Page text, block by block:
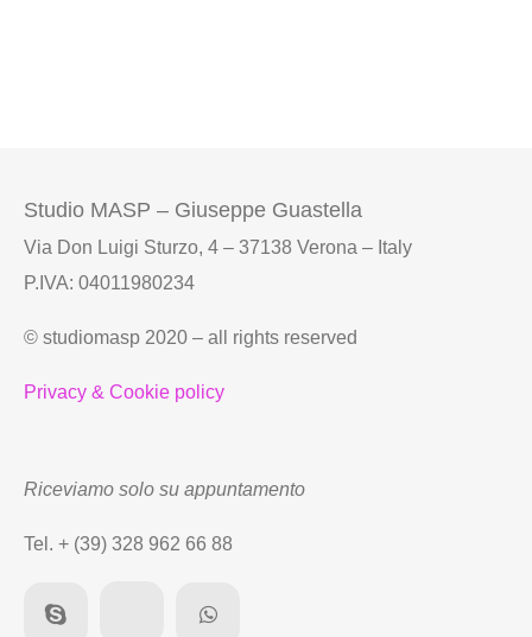
Studio MASP – Giuseppe Guastella
Via Don Luigi Sturzo, 4 – 37138 Verona – Italy
P.IVA: 04011980234
© studiomasp 2020 – all rights reserved
Privacy & Cookie policy
Riceviamo solo su appuntamento
Tel. + (39) 328 962 66 88